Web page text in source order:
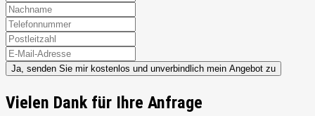
Ja, senden Sie mir kostenlos und unverbindlich mein Angebot zu
Vielen Dank für Ihre Anfrage